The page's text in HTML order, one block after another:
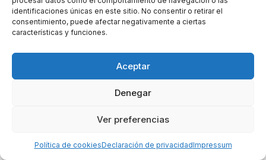
identificaciones únicas en este sitio. No consentir o retirar el
consentimiento, puede afectar negativamente a ciertas
características y funciones.
Aceptar
Denegar
Ver preferencias
Política de cookiesDeclaración de privacidadImpressum
Aviso Legal
Politics de cookies